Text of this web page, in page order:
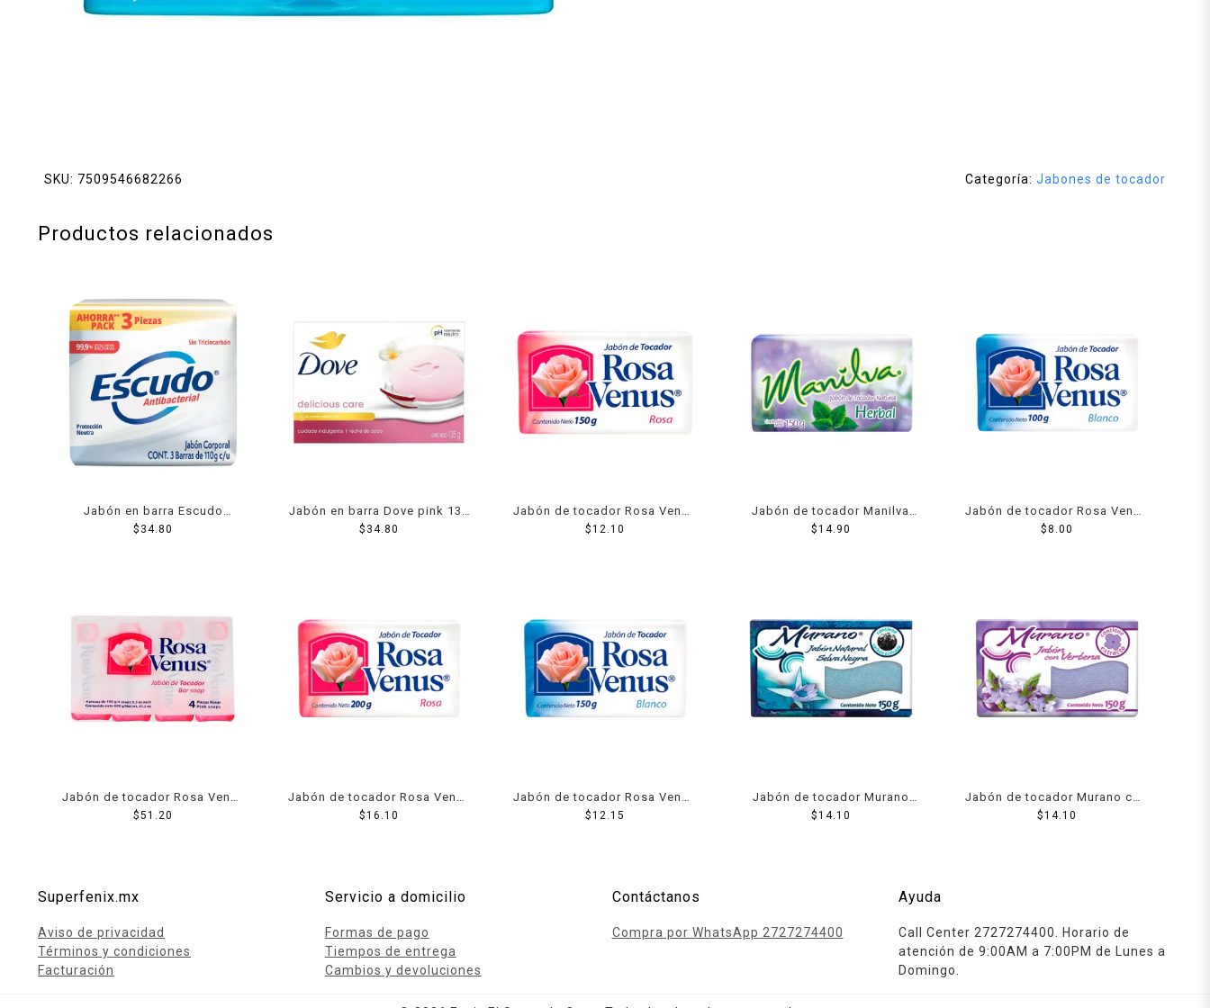
SKU: 7509546682266 Categoría: Jabones de tocador
Productos relacionados
Jabón en barra Escudo
antibacterial fórmula original
$ 34.80
Jabón en barra Dove pink 135
g
$ 34.80
Jabón de tocador Rosa Venus
rosa 150 g
$12.10
Jabón de tocador Manilva
herbal 150 g
$14.90
Jabón de tocador Rosa Venus
blanco 100 g
$ 8.00
Jabón de tocador Rosa Venus
rosa 4 pack de 150 g c/u
$51.20
Jabón de tocador Rosa Venus
rosa 200 g
$16.10
Jabón de tocador Rosa Venus
blanco 150 g
$12.15
Jabón de tocador Murano
selva negra 150 g
$14.10
Jabón de tocador Murano con
verbena 150 g
$14.10
Superfenix.mx
Aviso de privacidad
Términos y condiciones
Facturación
Servicio a domicilio
Formas de pago
Tiempos de entrega
Cambios y devoluciones
Contáctanos
Compra por WhatsApp 2727274400
Ayuda
Call Center 2727274400. Horario de
atención de 9:00AM a 7:00PM de Lunes a
Domingo.